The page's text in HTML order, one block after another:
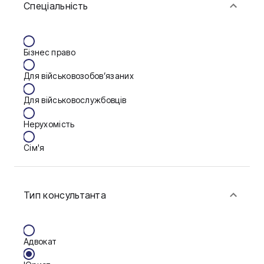
Васильків
Дніпро
Запоріжжя
Калуш
Кам'янське
Ковель
Краматорськ
Кривий Ріг
Спеціальність
Бізнес право
Для військовозобов’язаних
Для військовослужбовців
Нерухомість
Сім'я
Тип консультанта
Адвокат